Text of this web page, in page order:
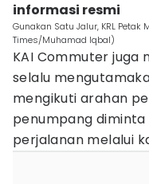
informasi resmi
Gunakan Satu Jalur, KRL
Times/Muhamad Iqbal)
KAI Commuter juga
selalu
mengikuti arahan
penumpang
perjalanan melalui